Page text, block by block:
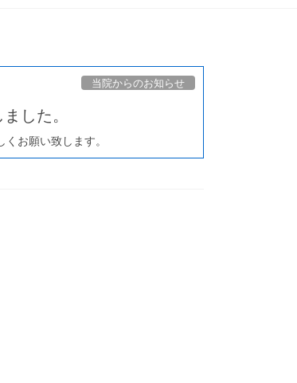
当院からのお知らせ
した。
お願い致します。